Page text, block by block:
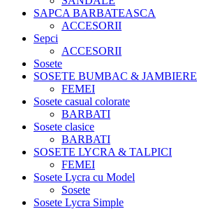
SAPCA BARBATEASCA
ACCESORII
Sepci
ACCESORII
Sosete
SOSETE BUMBAC & JAMBIERE
FEMEI
Sosete casual colorate
BARBATI
Sosete clasice
BARBATI
SOSETE LYCRA & TALPICI
FEMEI
Sosete Lycra cu Model
Sosete
Sosete Lycra Simple